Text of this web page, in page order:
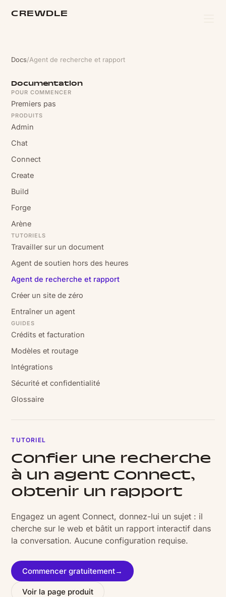
CREWDLE
Docs/Agent de recherche et rapport
Documentation
POUR COMMENCER
Premiers pas
PRODUITS
Admin
Chat
Connect
Create
Build
Forge
Arène
TUTORIELS
Travailler sur un document
Agent de soutien hors des heures
Agent de recherche et rapport
Créer un site de zéro
Entraîner un agent
GUIDES
Crédits et facturation
Modèles et routage
Intégrations
Sécurité et confidentialité
Glossaire
TUTORIEL
Confier une recherche
à un agent Connect,
obtenir un rapport
Engagez un agent Connect, donnez-lui un sujet : il
cherche sur le web et bâtit un rapport interactif dans
la conversation. Aucune configuration requise.
Commencer gratuitement→
Voir la page produit